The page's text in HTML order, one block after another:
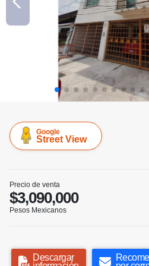
Google
Street View
Precio de venta
$3,090,000
Pesos Mexicanos
Descargar